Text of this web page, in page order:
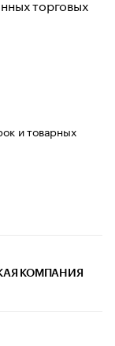
торговых
и товарных
КОМПАНИЯ